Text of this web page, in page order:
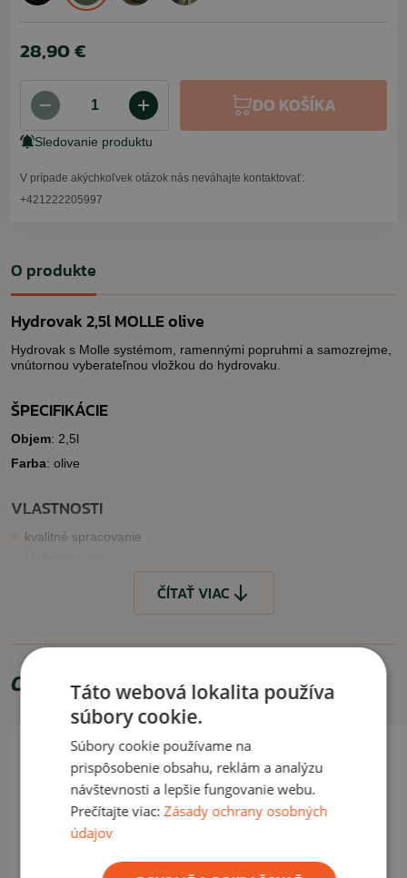
28,90 €
DO KOŠÍKA
Sledovanie produktu
V prípade akýchkoľvek otázok nás neváhajte kontaktovať:
+421222205997
O produkte
Hydrovak 2,5l MOLLE olive
Hydrovak s Molle systémom, ramennými popruhmi a samozrejme,
vnútornou vyberateľnou vložkou do hydrovaku.
ŠPECIFIKÁCIE
Objem: 2,5l
Farba: olive
VLASTNOSTI
kvalitné spracovanie
VYUŽITIE
Využiteľné pre bezpečnostné služby, taktické cvičenia, či iné
outdoorové alebo športové aktivity, na motorku, turistiku atď
ČÍTAŤ VIAC
Odporúčame zakúpiť
Táto webová lokalita používa
súbory cookie.
Súbory cookie používame na
prispôsobenie obsahu, reklám a analýzu
návštevnosti a lepšie fungovanie webu.
Prečítajte viac:Zásady ochrany osobných
údajov